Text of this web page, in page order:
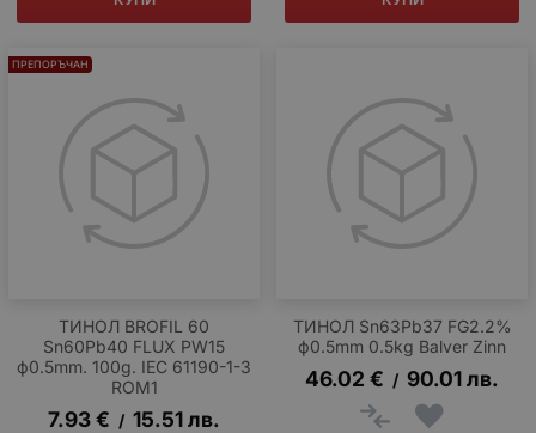
ТИНОЛ BROFIL 60
Sn60Pb40 FLUX PW15
ф0.5mm. 100g. IEC 61190-1-3
ROM1
7.93€ / 15.51лв.
ПРЕПОРЪЧАН
ТИНОЛ Sn63Pb37 FG2.2%
ф0.5mm 0.5kg Balver Zinn
46.02 € / 90.01лв.